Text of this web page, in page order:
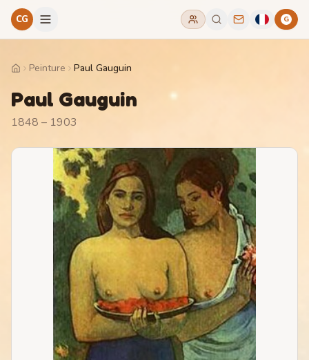
CG G
HomePeinture Paul Gauguin
Paul Gauguin
1848 – 1903